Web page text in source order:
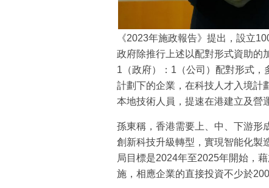
《2023年施政報告》提出，設立
政府除推行上述以配對形式資助的
1（政府）：1（公司）配對形式
計劃下的企業，在科技人才入境計
本地技術人員，提速在港建立及營
孫東稱，香港需要上、中、下游形
創新科技升級轉型，實現智能化製
局目標是2024年至2025年開始，
施，相應企業的直接投資不少於200